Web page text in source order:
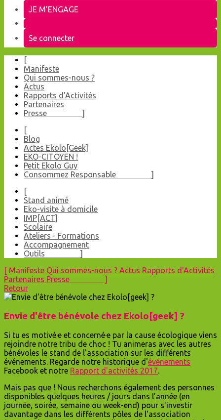
JE M'ENGAGE
Se connecter
[
Manifeste
Qui sommes-nous ?
Actus
Rapports d'Activités
Partenaires
Presse ]
[
Blog
Actes Ekolo[Geek]
EKO-CITOYEN !
Petit Ekolo Guy
Consommez Responsable ]
[
Stand animé
Eko-visite à domicile
IMP[ACT]
Scolaire
Ateliers - Formations
Accompagnement
Outils ]
[ Manifeste Qui sommes-nous ? Actus Rapports d'Activités
Partenaires Presse ]
Retour
Envie d'être bénévole chez Ekolo[geek] ?
Si tu es motivé·e et concerné·e par la cause écologique viens
rejoindre notre tribu de choc ! Tu animeras avec les autres
bénévoles le stand de l'association sur les différents
événements. Regarde notre historique d'événements
Facebook et notre Rapport d'activités 2017.
Mais pas que ! Nous recherchons également des personnes
disponibles quelques heures / jours dans l’année (en
journée, soirée, semaine ou week-end) pour s'investir
davantage dans les différents pôles de l'association